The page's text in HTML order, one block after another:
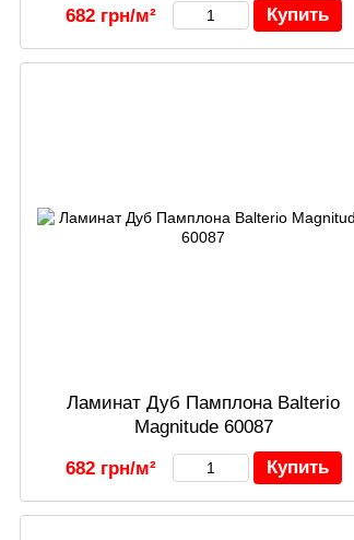
682 грн/м² Купить
Ламинат Дуб Памплона Balterio
Magnitude 60087
682 грн/м² Купить